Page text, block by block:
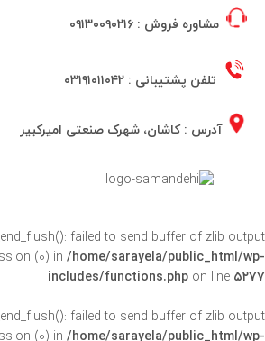
مشاوره فروش : ۰۹۱۳۰۰۹۰۲۱۶
تلفن پشتیبانی : ۰۳۱۹۱۰۱۱۰۴۲
آدرس : کاشان، شهرک صنعتی امیرکبیر
failed to send buffer of zlib output
(0) in/home/sarayela/public_html/wp-
includes/functions.php on line ۵۲۷۷
failed to send buffer of zlib output
(0) in/home/sarayela/public_html/wp-